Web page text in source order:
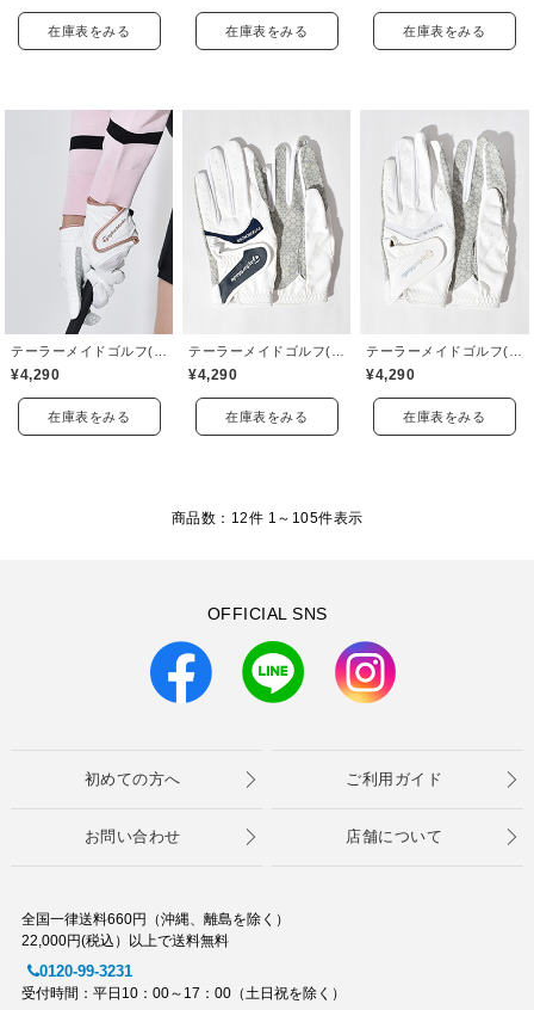
在庫表をみる 在庫表をみる 在庫表をみる
テーラーメイドゴルフ(TaylorMade Golf)
¥4,290
在庫表をみる
テーラーメイドゴルフ(TaylorMade Golf)
¥4,290
在庫表をみる
テーラーメイドゴルフ(TaylorMade Golf)
¥4,290
在庫表をみる
商品数：12件 1～ 105件表示
OFFICIAL SNS
初めての方へ ご利用ガイド
お問い合わせ 店舗について
全国一律送料660円（沖縄、離島を除く）
22,000円(税込）以上で送料無料
0120-99-3231
受付時間：平日10：00～17：00（土日祝を除く）